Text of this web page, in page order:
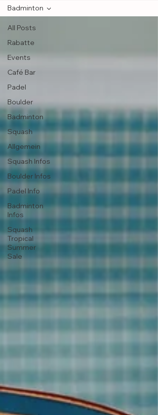
All Posts
Rabatte
Events
Café Bar
Padel
Boulder
Badminton
Squash
Allgemein
Squash Infos
Boulder Infos
Padel Info
Badminton
Infos
Squash
Tropical
Summer
Sale
Badminton